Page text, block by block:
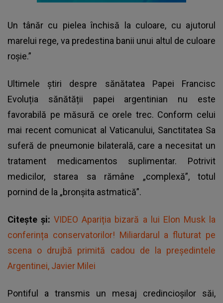
Un tânăr cu pielea închisă la culoare, cu ajutorul
marelui rege, va predestina banii unui altul de culoare
roșie.”
Ultimele știri despre sănătatea Papei Francisc
Evoluția sănătății papei argentinian nu este
favorabilă pe măsură ce orele trec. Conform celui
mai recent comunicat al Vaticanului, Sanctitatea Sa
suferă de pneumonie bilaterală, care a necesitat un
tratament medicamentos suplimentar. Potrivit
medicilor, starea sa rămâne „complexă”, totul
pornind de la „bronșita astmatică”.
Citește și:VIDEO Apariția bizară a lui Elon Musk la
conferința conservatorilor! Miliardarul a fluturat pe
scena o drujbă primită cadou de la președintele
Argentinei, Javier Milei
Pontiful a transmis un mesaj credincioșilor săi,